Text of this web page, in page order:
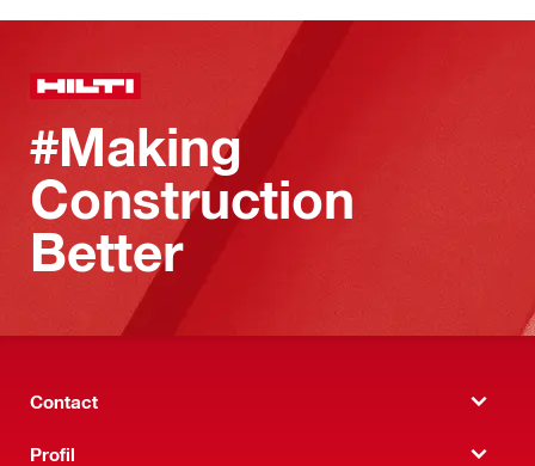
#Making
Construction
Better
Contact
Profil